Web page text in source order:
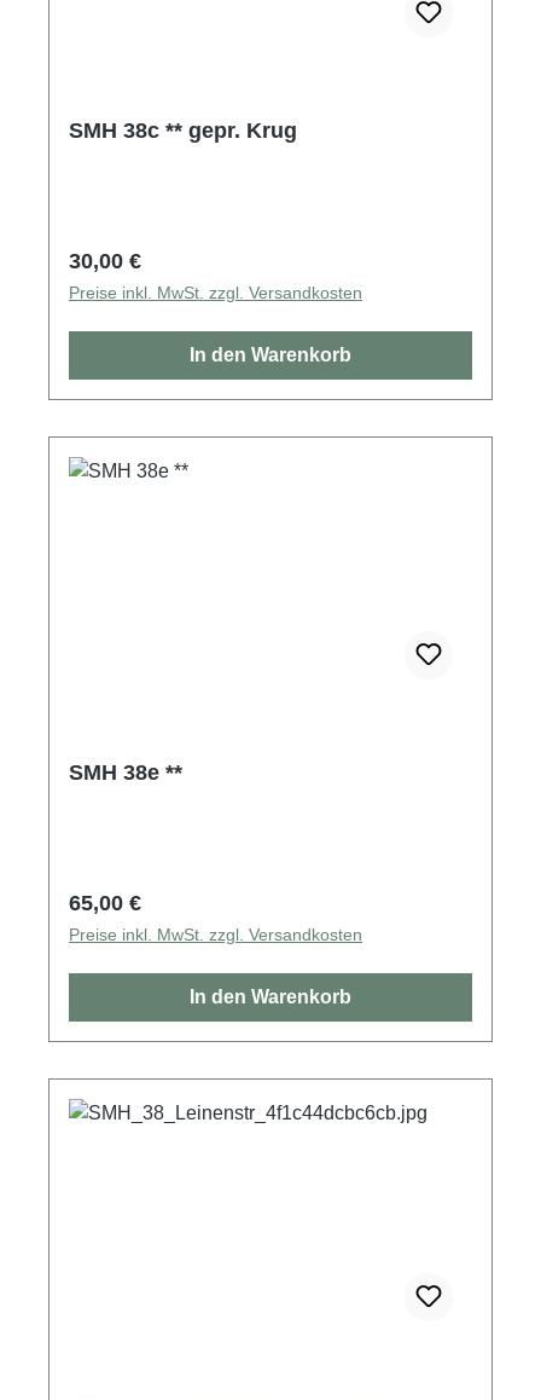
SMH 38c ** gepr. Krug
Regulärer Preis:
30,00 €
Preise inkl. MwSt. zzgl. Versandkosten
In den Warenkorb
SMH 38e **
Regulärer Preis:
65,00 €
Preise inkl. MwSt. zzgl. Versandkosten
In den Warenkorb